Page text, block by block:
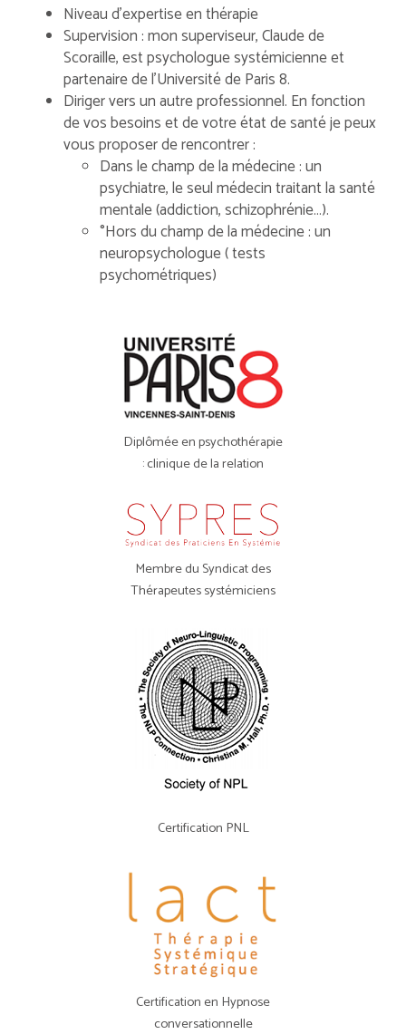
Niveau d’expertise en thérapie
Supervision : mon superviseur, Claude de
Scoraille, est psychologue systémicienne et
partenaire de l’Université de Paris 8.
Diriger vers un autre professionnel. En fonction
de vos besoins et de votre état de santé je peux
vous proposer de rencontrer :
Dans le champ de la médecine : un
psychiatre, le seul médecin traitant la santé
mentale (addiction, schizophrénie…).
°Hors du champ de la médecine : un
neuropsychologue ( tests
psychométriques)
Diplômée en psychothérapie
: clinique de la relation
Membre du Syndicat des
Thérapeutes systémiciens
Certification PNL
Certification en Hypnose
conversationnelle